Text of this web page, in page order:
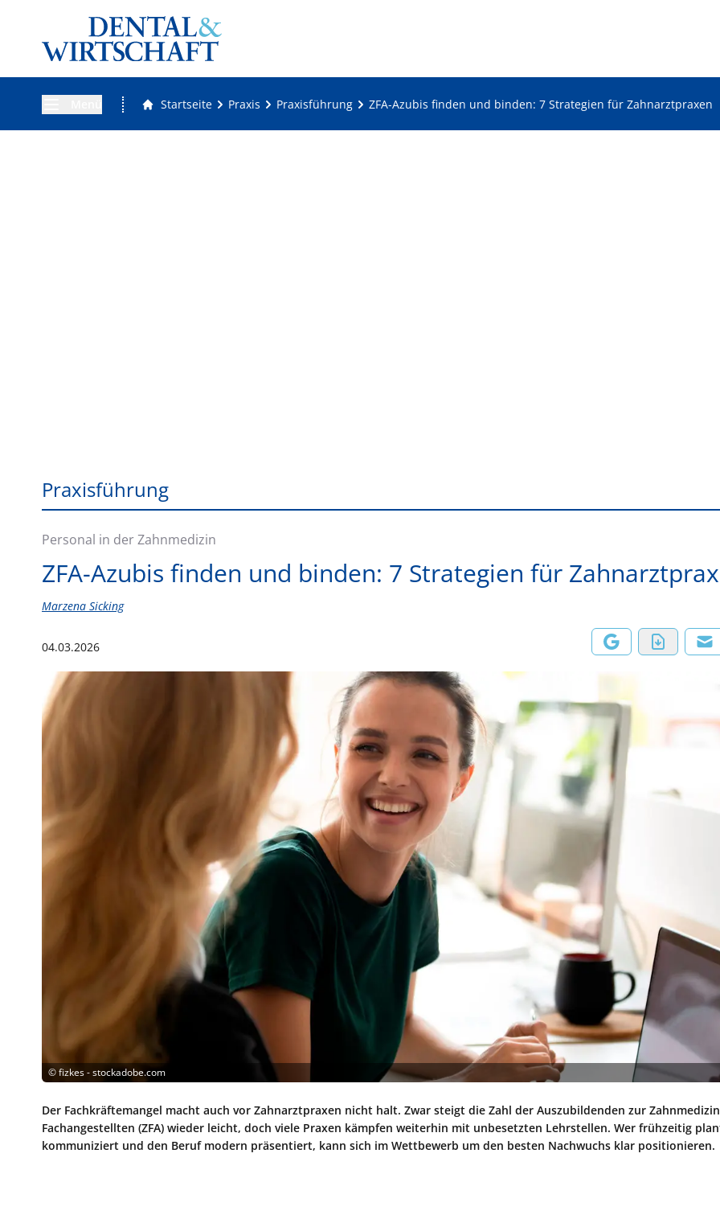
Startseite Praxis Praxisführung ZFA-Azubis finden und binden: 7 Strategien für Zahnarztpraxen
Praxisführung
Personal in der Zahnmedizin
ZFA-Azubis finden und binden: 7 Strategien für
Marzena Sicking
04.03.2026
©fizkes - stockadobe.com
Der Fachkräftemangel macht auch vor Zahnarztpraxen nicht halt. Zwar steigt die Zahl der Auszubildenden zur
Fachangestellten (ZFA) wieder leicht, doch viele Praxen kämpfen weiterhin mit unbesetzten Lehrstellen. Wer frühzeitig
kommuniziert und den Beruf modern präsentiert, kann sich im Wettbewerb um den besten Nachwuchs klar positionieren.